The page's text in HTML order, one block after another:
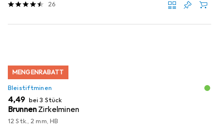
26
MENGENRABATT
Bleistiftminen
EUR
4,49 bei 3 Stück
Brunnen Zirkelminen
12 Stk., 2 mm, HB